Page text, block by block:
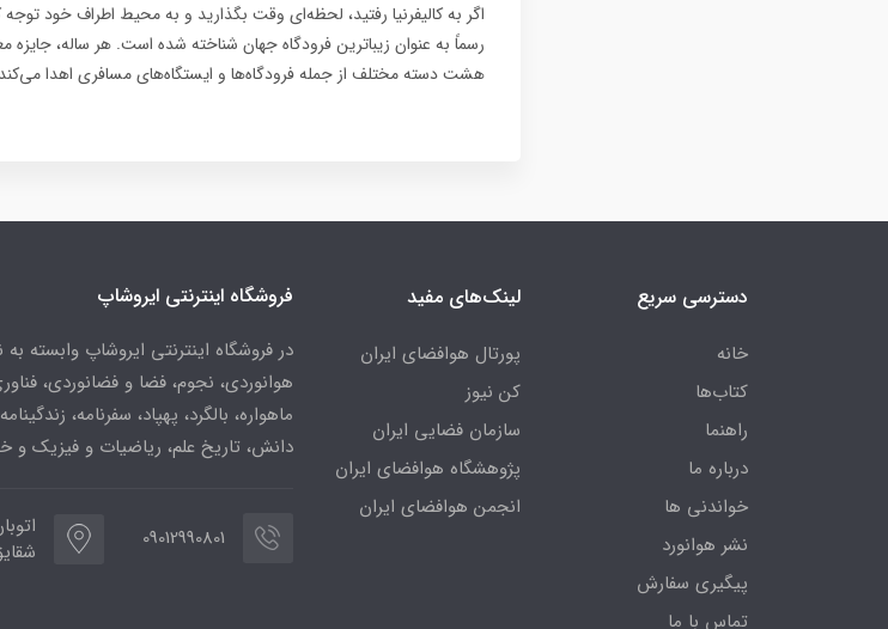
اگر به کالیفرنیا رفتید، لحظه‌ای وقت بگذارید و به محیط اطراف خود
هشت دسته مختلف از جمله فرودگاه‌ها و ایستگاه‌های مسافری اهدا
دسترسی سریع
خانه
کتاب‌ها
راهنما
درباره ما
خواندنی ها
نشر هوانورد
پیگیری سفارش
تماس با ما
لینک‌های مفید
پورتال هوافضای ایران
کن نیوز
سازمان فضایی ایران
پژوهشگاه هوافضای ایران
انجمن هوافضای ایران
فروشگاه اینترنتی ایروشاپ
در فروشگاه اینترنتی ایروشاپ وابسته
هوانوردی، نجوم، فضا و فضانوردی،
ماهواره، بالگرد، پهپاد، سفرنامه،
دانش، تاریخ علم، ریاضیات و فیزیک و
09012990801
شقایق24 _